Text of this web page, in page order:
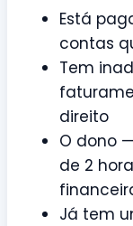
Está
contas
Tem
direito
O dono
de 2
Já tem